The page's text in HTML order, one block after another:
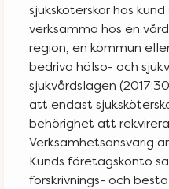
sjuksköterskor hos
verksamma hos en
region, en kommun
bedriva hälso- och
sjukvårdslagen
att endast
behörighet att
Verksamhetsansvarig
Kunds företagskonto
förskrivnings- och